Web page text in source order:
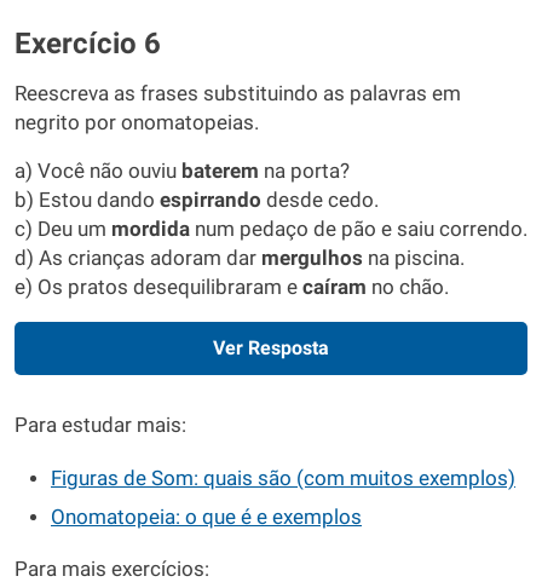
Exercício 6
Reescreva as frases substituindo as palavras em
negrito por onomatopeias.
a) Você não ouviu baterem na porta?
b) Estou dando espirrando desde cedo.
c) Deu um mordida num pedaço de pão e saiu correndo.
d) As crianças adoram dar mergulhos na piscina.
e) Os pratos desequilibraram e caíram no chão.
Ver Resposta
Para estudar mais:
Figuras de Som: quais são (com muitos exemplos)
Onomatopeia: o que é e exemplos
Para mais exercícios: